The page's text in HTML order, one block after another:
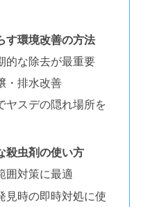
す環境改善の方法
的な除去が最重要
・排水改善
ヤスデの隠れ場所を
殺虫剤の使い方
囲対策に最適
見時の即時対処に使